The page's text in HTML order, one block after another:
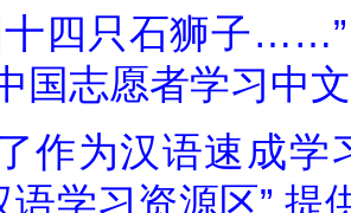
十四只石狮子……”
国志愿者学习中
作为汉语速成学
语学习资源区” 提